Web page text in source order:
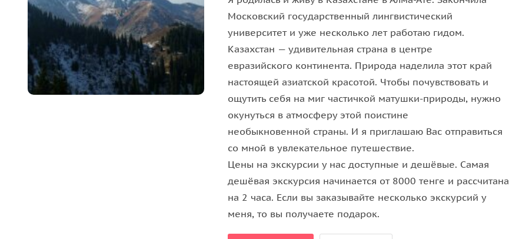
группы);
экскурсия только для взрослых, с детьми мы не принимаем, так как поездки дальние и
маршруты сложные;
у пожилых людей возможны скачки давления при наборе высоты;
мы не посещаем Большое Алматинское озеро, дорога на него закрыта;
начало экскурсии в точке сбора, назначенной гидом;
для купания в источниках возьмите с собой купальные принадлежности.
мы принимаем от 2 чел и выше. Если вы один или одна то задайте вопрос собралась ли группа
Московский государственный лингвистический
университет и уже несколько лет работаю гидом.
Казахстан — удивительная страна в центре
евразийского континента. Природа наделила этот край
настоящей азиатской красотой. Чтобы почувствовать и
ощутить себя на миг частичкой матушки-природы, нужно
окунуться в атмосферу этой поистине
необыкновенной страны. И я приглашаю Вас отправиться
со мной в увлекательное путешествие.
Цены на экскурсии у нас доступные и дешёвые. Самая
дешёвая экскурсия начинается от 8000 тенге и рассчитана
на 2 часа. Если вы заказывайте несколько экскурсий у
меня, то вы получаете подарок.